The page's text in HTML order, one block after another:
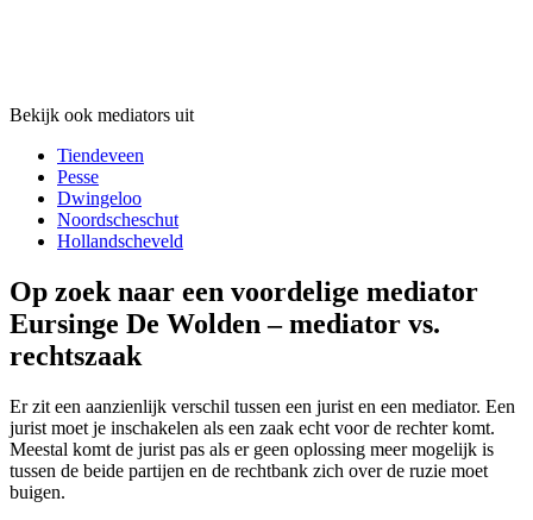
Bekijk ook mediators uit
Tiendeveen
Pesse
Dwingeloo
Noordscheschut
Hollandscheveld
Op zoek naar een voordelige mediator
Eursinge De Wolden – mediator vs.
rechtszaak
Er zit een aanzienlijk verschil tussen een jurist en een mediator. Een
jurist moet je inschakelen als een zaak echt voor de rechter komt.
Meestal komt de jurist pas als er geen oplossing meer mogelijk is
tussen de beide partijen en de rechtbank zich over de ruzie moet
buigen.